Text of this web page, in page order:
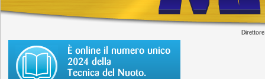
È online il numero unico
2024 della
Tecnica del Nuoto.